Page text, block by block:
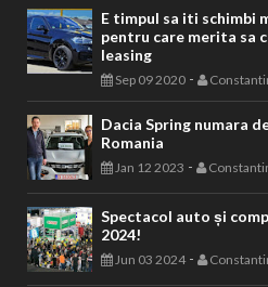
E timpul sa iti schimbi
pentru care merita sa
leasing
Sep 09 2020 -
Dacia Spring numara
Romania
Jan 12 2023 -
Spectacol auto și
2024!
Jun 03 2024-